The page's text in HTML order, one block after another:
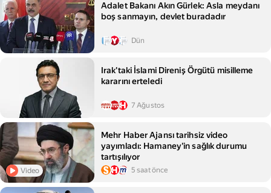
Adalet Bakanı Akın Gürlek: Asla meydanı
boş sanmayın, devlet buradadır
Dün
Irak'taki İslami Direniş Örgütü misilleme
kararını erteledi
7 Ağustos
Video
Mehr Haber Ajansı tarihsiz video
yayımladı: Hamaney'in sağlık durumu
tartışılıyor
5 saat önce